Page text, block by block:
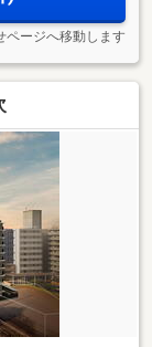
ページへ移動します